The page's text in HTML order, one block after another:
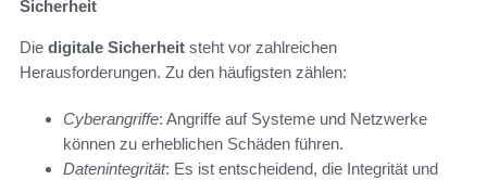
Sicherheit
Die digitale Sicherheit steht vor zahlreichen
Herausforderungen. Zu den häufigsten zählen:
Cyberangriffe: Angriffe auf Systeme und Netzwerke
können zu erheblichen Schäden führen.
Datenintegrität: Es ist entscheidend, die Integrität und